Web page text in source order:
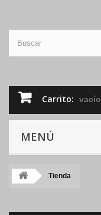
Carrito: vacío
MENÚ
Tienda